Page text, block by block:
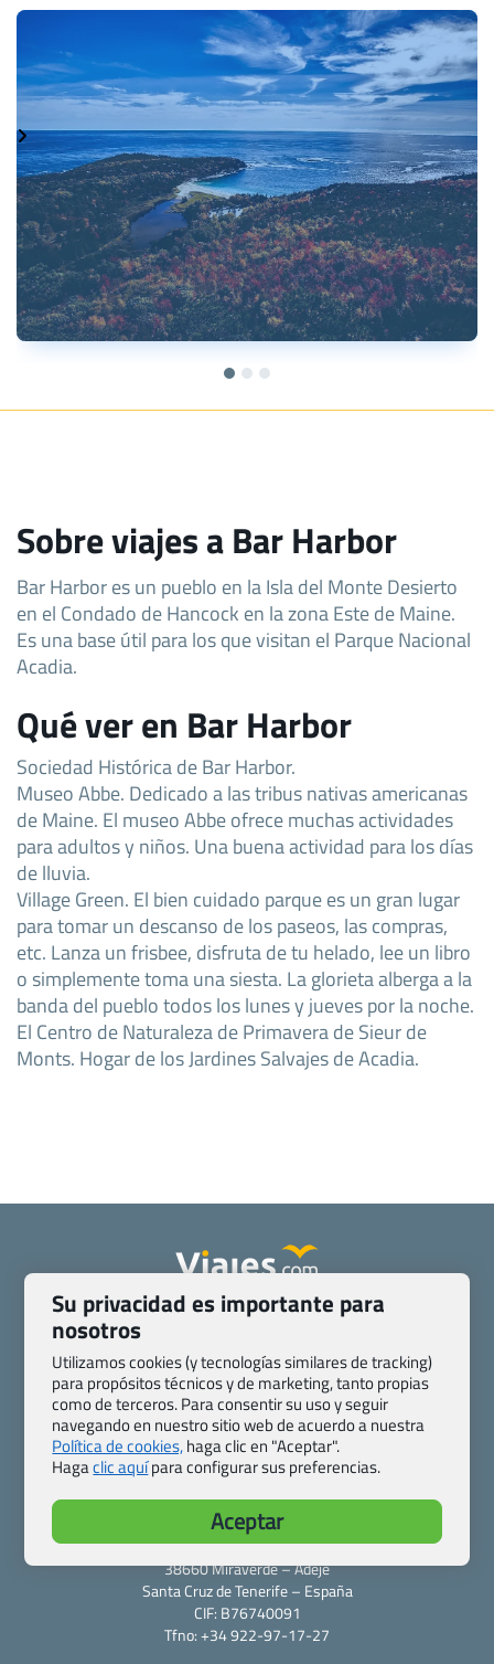
Sobre viajes a Bar Harbor
Bar Harbor es un pueblo en la Isla del Monte Desierto
en el Condado de Hancock en la zona Este de Maine.
Es una base útil para los que visitan el Parque Nacional
Acadia.
Qué ver en Bar Harbor
Sociedad Histórica de Bar Harbor.
Museo Abbe. Dedicado a las tribus nativas americanas
de Maine. El museo Abbe ofrece muchas actividades
para adultos y niños. Una buena actividad para los días
de lluvia.
Village Green. El bien cuidado parque es un gran lugar
para tomar un descanso de los paseos, las compras,
etc. Lanza un frisbee, disfruta de tu helado, lee un libro
o simplemente toma una siesta. La glorieta alberga a la
banda del pueblo todos los lunes y jueves por la noche.
El Centro de Naturaleza de Primavera de Sieur de
Monts. Hogar de los Jardines Salvajes de Acadia.
Quienes somos
Contacto
Pasaporte, Visado, Salud y otras disposiciones específicas
Blog de Viajes.com
Registro de agencias
Preguntas frecuentes
Condiciones generales
Política de privacidad y cookies
Transparencia
Todas las páginas – sitemap
Viajes.com
Last Minute Express S.L.U.
c/ Drago, CC HLS, Local 13
38660 Miraverde – Adeje
Santa Cruz de Tenerife – España
CIF: B76740091
Tfno: +34 922-97-17-27
Su privacidad es importante para
nosotros
Utilizamos cookies (y tecnologías similares de tracking)
para propósitos técnicos y de marketing, tanto propias
como de terceros. Para consentir su uso y seguir
navegando en nuestro sitio web de acuerdo a nuestra
Política de cookies,haga clic en "Aceptar".
Hagaclic aquípara configurar sus preferencias.
Aceptar